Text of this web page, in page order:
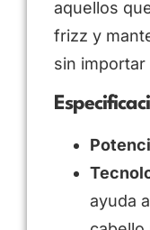
aquellos
frizz y
sin
ayuda